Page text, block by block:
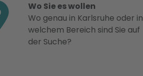
Wo Sie es wollen
Wo genau in Karlsruhe oder in
welchem Bereich sind Sie auf
der Suche?